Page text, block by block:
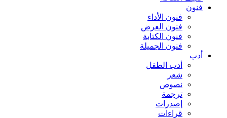
فنون
فنون الأداء
فنون العرض
فنون الكتابة
فنون الجميلة
أدب
أدب الطفل
شعر
نصوص
ترجمة
إصدرات
قراءات